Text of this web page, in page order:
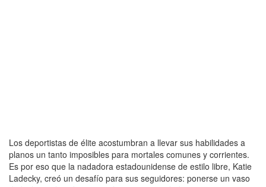
Los deportistas de élite acostumbran a llevar sus habilidades a
planos un tanto imposibles para mortales comunes y corrientes.
Es por eso que la nadadora estadounidense de estilo libre, Katie
Ladecky, creó un desafío para sus seguidores: ponerse un vaso